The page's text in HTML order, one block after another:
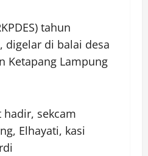
tahun
digelar di balai desa
Ketapang Lampung
sekcam
Elhayati, kasi